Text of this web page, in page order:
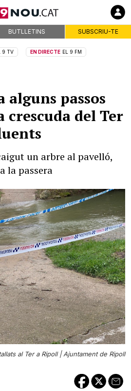
BUTLLETINS SUBSCRIU-TE
9 TV EN DIRECTE EL 9 FM
passos
crescuda del Ter
un arbre al pavelló,
la passera
al Ter a Ripoll |Ajuntament de Ripoll